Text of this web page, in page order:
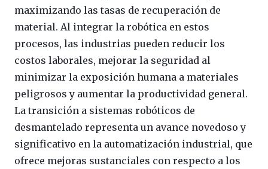
maximizando las tasas de recuperación de
material. Al integrar la robótica en estos
procesos, las industrias pueden reducir los
costos laborales, mejorar la seguridad al
minimizar la exposición humana a materiales
peligrosos y aumentar la productividad general.
La transición a sistemas robóticos de
desmantelado representa un avance novedoso y
significativo en la automatización industrial, que
ofrece mejoras sustanciales con respecto a los